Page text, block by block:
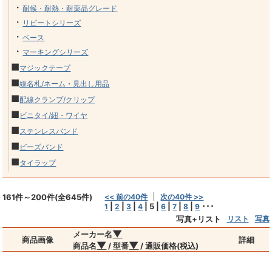
・耐候・耐熱・耐薬品グレード
・ リピートシリーズ
・ベース
・ マーキングシリーズ
■マジックテープ
■線名札/ネーム・見出し用品
■配線クランプ/クリップ
■ ビニタイ/紐・ワイヤ
■ステンレスバンド
■ ビーズバンド
■タイラップ
161件～200件(全645件) << 前の40件
次の40件 >>
1
|2 |3 |4 5 |6 |7 |8 |9 ･･･
写真+リスト
リスト 写真
商品画像
メーカー名▼
商品名▼ / 型番▼ / 通販価格(税込)
詳細